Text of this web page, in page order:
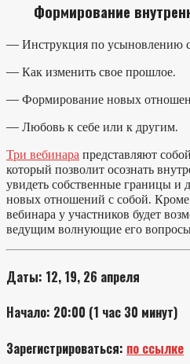
Формирование
— Инструкция по усыновлению
— Как изменить свое прошлое.
— Формирование новых
— Любовь к себе или к другим.
Три вебинара представляют
который позволит осознать
увидеть собственные границы и
новых отношений с собой. Кроме
вебинара у участников будет
ведущим волнующие его
Даты: 12, 19, 26 апреля
Начало: 20:00 (1 час 30 минут)
Зарегистрироваться: по ссылке